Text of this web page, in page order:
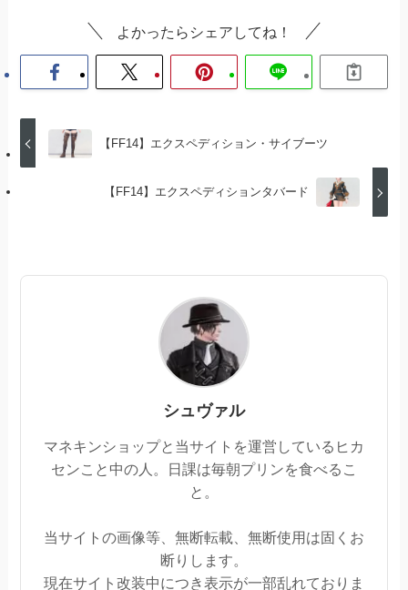
よかったらシェアしてね！
【FF14】エクスペディション・サイブーツ
【FF14】エクスペディションタバード
シュヴァル
マネキンショップと当サイトを運営しているヒカ
センこと中の人。日課は毎朝プリンを食べるこ
と。
当サイトの画像等、無断転載、無断使用は固くお
断りします。
現在サイト改装中につき表示が一部乱れておりま